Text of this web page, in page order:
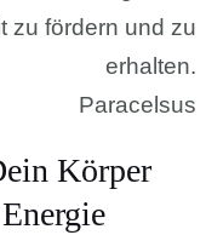
zu fördern und zu
erhalten.
Paracelsus
Körper